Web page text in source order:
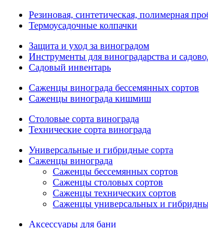
Резиновая, синтетическая, полимерная
Термоусадочные колпачки
Защита и уход за виноградом
Инструменты для виноградарства и
Садовый инвентарь
Саженцы винограда бессемянных сортов
Саженцы винограда кишмиш
Столовые сорта винограда
Технические сорта винограда
Универсальные и гибридные сорта
Саженцы винограда
Саженцы бессемянных сортов
Саженцы столовых сортов
Саженцы технических сортов
Саженцы универсальных и
Аксессуары для бани